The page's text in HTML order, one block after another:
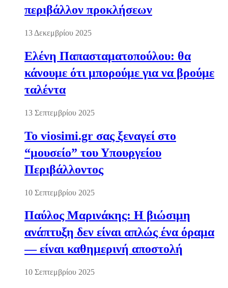
περιβάλλον προκλήσεων
13 Δεκεμβρίου 2025
Ελένη Παπασταματοπούλου: θα
κάνουμε ότι μπορούμε για να βρούμε
ταλέντα
13 Σεπτεμβρίου 2025
Το viosimi.gr σας ξεναγεί στο
“μουσείο” του Υπουργείου
Περιβάλλοντος
10 Σεπτεμβρίου 2025
Παύλος Μαρινάκης: Η βιώσιμη
ανάπτυξη δεν είναι απλώς ένα όραμα
— είναι καθημερινή αποστολή
10 Σεπτεμβρίου 2025